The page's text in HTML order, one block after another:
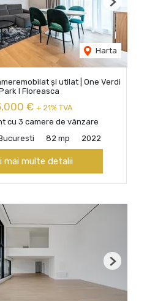
Harta
Next
și utilat | One Verdi
I Floreasca
€ + 21% TVA
cu 3 camere de vânzare
82 mp 2022
mai multe detalii
Next